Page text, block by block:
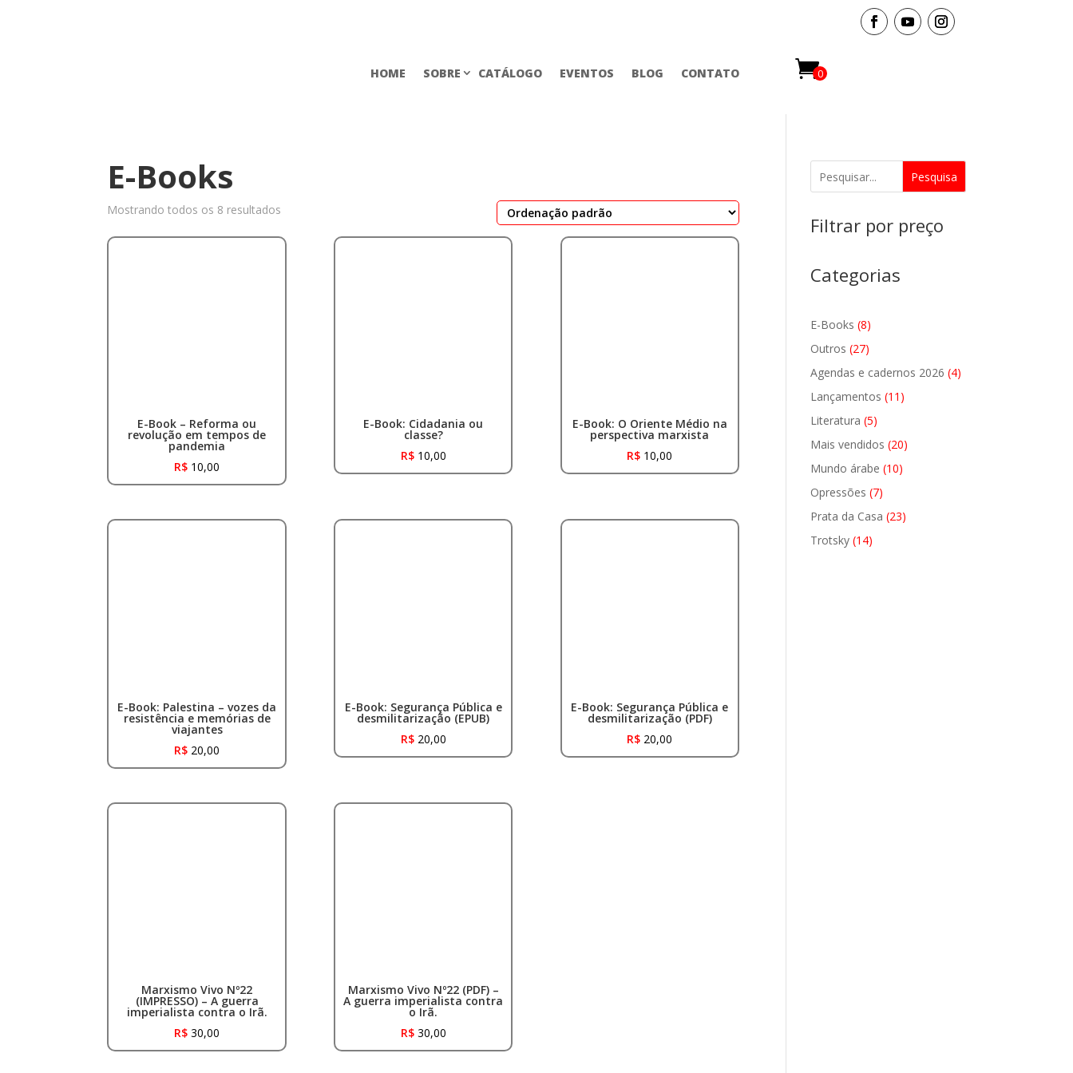
HOME SOBRE CATÁLOGO EVENTOS BLOG CONTATO
0
E-Books
Mostrando todos os 8 resultados
E-Book – Reforma ou
revolução em tempos de
pandemia
R$ 10,00
E-Book: Cidadania ou
classe?
R$10,00
E-Book: O Oriente Médio na
perspectiva marxista
R$ 10,00
E-Book: Palestina – vozes da
resistência e memórias de
viajantes
R$ 20,00
E-Book: Segurança Pública e
desmilitarização (EPUB)
R$20,00
E-Book: Segurança Pública e
desmilitarização (PDF)
R$ 20,00
Marxismo Vivo Nº22
(IMPRESSO) – A guerra
imperialista contra o Irã.
R$ 30,00
Marxismo Vivo Nº22 (PDF) –
A guerra imperialista contra
o Irã.
R$30,00
Pesquisa
Filtrar por preço
Categorias
E-Books 88
produtos
Outros 2727
produtos
Agendas e cadernos 2026 44
Lançamentos 11 11
Literatura 55
produtos
Mais vendidos 2020
Mundo árabe 1010
Opressões 77
produtos
Prata da Casa 2323
Trotsky 1414